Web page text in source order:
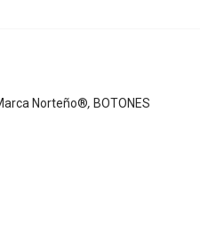
Norteño®, BOTONES